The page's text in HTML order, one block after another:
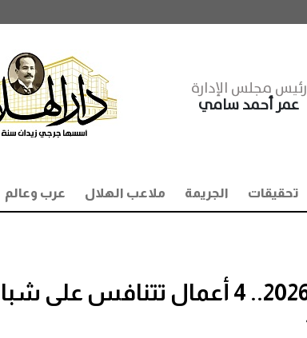
رئيس مجلس الإدارة
عمر أحمد سامي
تحقيقات الجريمة ملاعب الهلال عرب وعالم
أفلام عيد الأضحى 2026.. 4 أعمال